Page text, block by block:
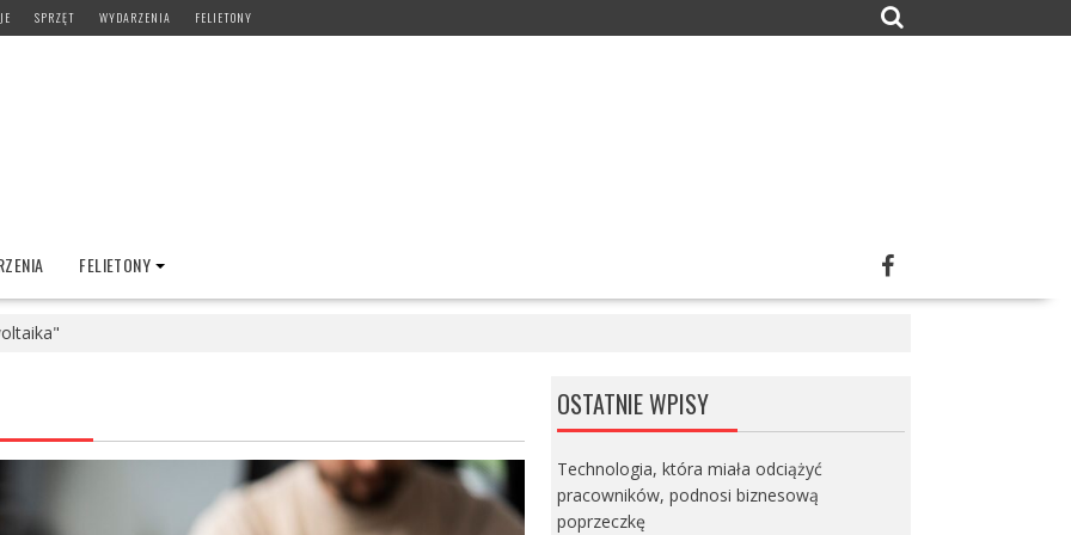
SPRZĘT WYDARZENIA FELIETONY
FELIETONY
OSTATNIE WPISY
Technologia, która miała odciążyć
pracowników, podnosi biznesową
poprzeczkę